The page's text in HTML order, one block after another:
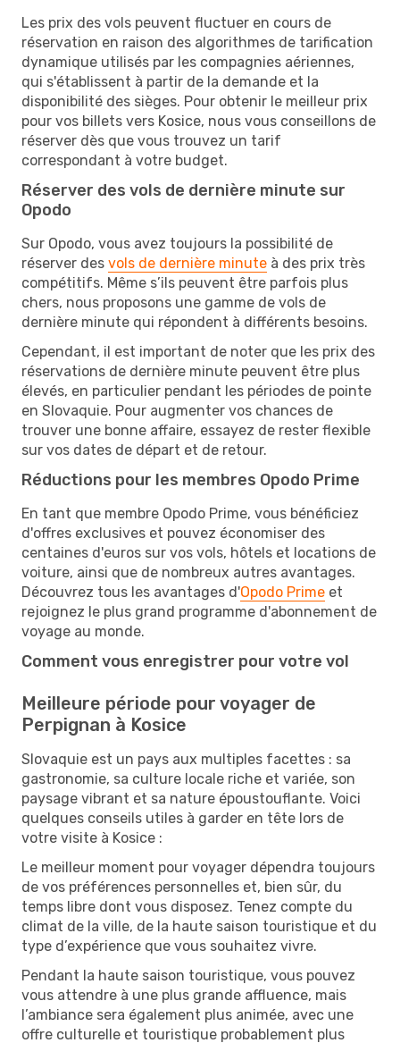
Les prix des vols peuvent fluctuer en cours de
réservation en raison des algorithmes de tarification
dynamique utilisés par les compagnies aériennes,
qui s'établissent à partir de la demande et la
disponibilité des sièges. Pour obtenir le meilleur prix
pour vos billets vers Kosice, nous vous conseillons de
réserver dès que vous trouvez un tarif
correspondant à votre budget.
Réserver des vols de dernière minute sur
Opodo
Sur Opodo, vous avez toujours la possibilité de
réserver des vols de dernière minute à des prix très
compétitifs. Même s’ils peuvent être parfois plus
chers, nous proposons une gamme de vols de
dernière minute qui répondent à différents besoins.
Cependant, il est important de noter que les prix des
réservations de dernière minute peuvent être plus
élevés, en particulier pendant les périodes de pointe
en Slovaquie. Pour augmenter vos chances de
trouver une bonne affaire, essayez de rester flexible
sur vos dates de départ et de retour.
Réductions pour les membres Opodo Prime
En tant que membre Opodo Prime, vous bénéficiez
d'offres exclusives et pouvez économiser des
centaines d'euros sur vos vols, hôtels et locations de
voiture, ainsi que de nombreux autres avantages.
Découvrez tous les avantages d'Opodo Prime et
rejoignez le plus grand programme d'abonnement de
voyage au monde.
Comment vous enregistrer pour votre vol
Meilleure période pour voyager de
Perpignan à Kosice
Slovaquie est un pays aux multiples facettes : sa
gastronomie, sa culture locale riche et variée, son
paysage vibrant et sa nature époustouflante. Voici
quelques conseils utiles à garder en tête lors de
votre visite à Kosice :
Le meilleur moment pour voyager dépendra toujours
de vos préférences personnelles et, bien sûr, du
temps libre dont vous disposez. Tenez compte du
climat de la ville, de la haute saison touristique et du
type d’expérience que vous souhaitez vivre.
Pendant la haute saison touristique, vous pouvez
vous attendre à une plus grande affluence, mais
l’ambiance sera également plus animée, avec une
offre culturelle et touristique probablement plus